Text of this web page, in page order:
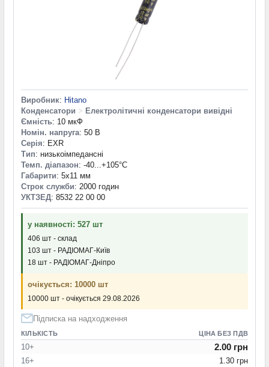
Виробник: Hitano
Конденсатори > Електролітичні конденсатори вивідні
Ємність: 10 мкФ
Номін. напруга: 50 В
Серія: EXR
Тип: низькоімпедансні
Темп. діапазон: -40...+105°С
Габарити: 5x11 мм
Строк служби: 2000 годин
УКТЗЕД: 8532 22 00 00
у наявності: 527 шт
406 шт - склад
103 шт - РАДІОМАГ-Київ
18 шт - РАДІОМАГ-Дніпро
очікується: 10000 шт
10000 шт - очікується 29.08.2026
Підписка на надходження
КІЛЬКІСТЬ ЦІНА БЕЗ ПДВ
10+ 2.00 грн
16+
1.30 грн